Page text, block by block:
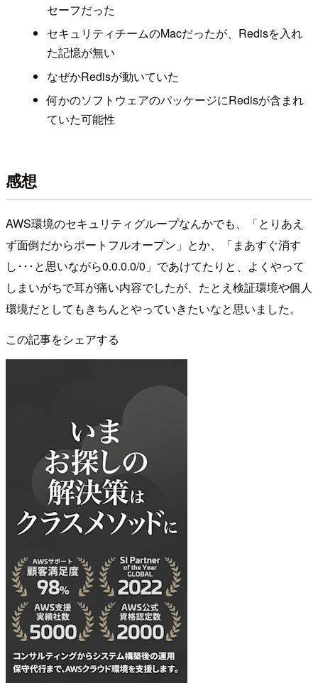
セーフだった
セキュリティチームのMacだったが、Redisを入れ
た記憶が無い
なぜかRedisが動いていた
何かのソフトウェアのパッケージにRedisが含まれ
ていた可能性
感想
AWS環境のセキュリティグループなんかでも、「とりあえ
ず面倒だからポートフルオープン」とか、「まあすぐ消す
し･･･と思いながら0.0.0.0/0」であけてたりと、よくやって
しまいがちで耳が痛い内容でしたが、たとえ検証環境や個人
環境だとしてもきちんとやっていきたいなと思いました。
この記事をシェアする